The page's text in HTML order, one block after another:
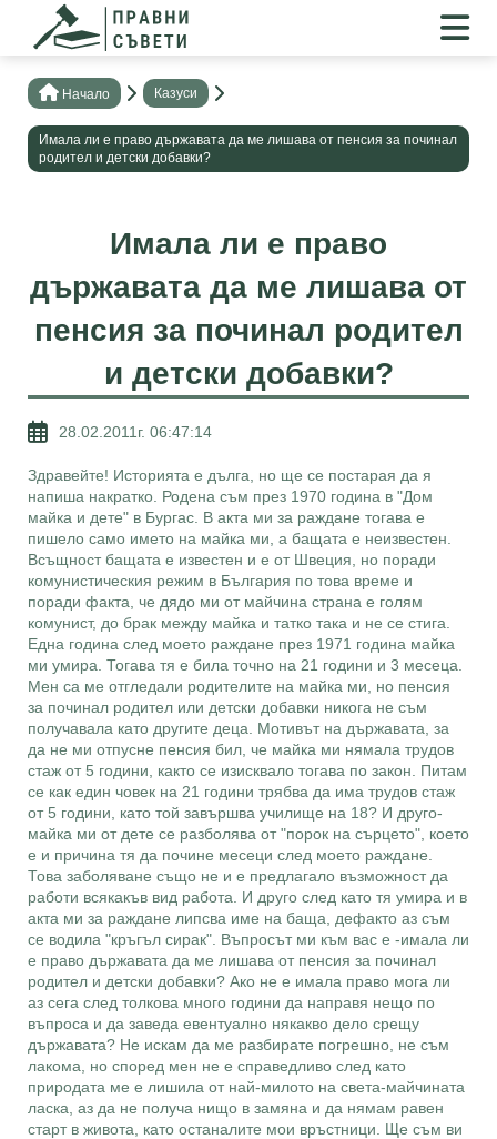
Нaчало Казуси
Имала ли е право държавата да ме лишава от пенсия за починал
родител и детски добавки?
Имала ли е право
държавата да ме лишава от
пенсия за починал родител
и детски добавки?
28.02.2011г. 06:47:14
Здравейте! Историята е дълга, но ще се постарая да я
напиша накратко. Родена съм през 1970 година в "Дом
майка и дете" в Бургас. В акта ми за раждане тогава е
пишело само името на майка ми, а бащата е неизвестен.
Всъщност бащата е известен и е от Швеция, но поради
комунистическия режим в България по това време и
поради факта, че дядо ми от майчина страна е голям
комунист, до брак между майка и татко така и не се стига.
Една година след моето раждане през 1971 година майка
ми умира. Тогава тя е била точно на 21 години и 3 месеца.
Мен са ме отгледали родителите на майка ми, но пенсия
за починал родител или детски добавки никога не съм
получавала като другите деца. Мотивът на държавата, за
да не ми отпусне пенсия бил, че майка ми нямала трудов
стаж от 5 години, както се изисквало тогава по закон. Питам
се как един човек на 21 години трябва да има трудов стаж
от 5 години, като той завършва училище на 18? И друго-
майка ми от дете се разболява от "порок на сърцето", което
е и причина тя да почине месеци след моето раждане.
Това заболяване също не и е предлагало възможност да
работи всякакъв вид работа. И друго след като тя умира и в
акта ми за раждане липсва име на баща, дефакто аз съм
се водила "кръгъл сирак". Въпросът ми към вас е -имала ли
е право държавата да ме лишава от пенсия за починал
родител и детски добавки? Ако не е имала право мога ли
аз сега след толкова много години да направя нещо по
въпроса и да заведа евентуално някакво дело срещу
държавата? Не искам да ме разбирате погрешно, не съм
лакома, но според мен не е справедливо след като
природата ме е лишила от най-милото на света-майчината
ласка, аз да не получа нищо в замяна и да нямам равен
старт в живота, като останалите мои връстници. Ще съм ви